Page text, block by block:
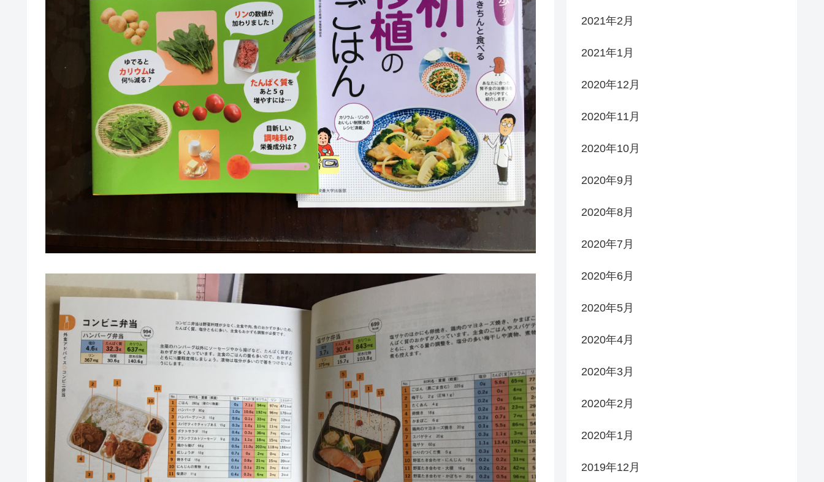
2021年2月
2021年1月
2020年12月
2020年11月
2020年10月
2020年9月
2020年8月
2020年7月
2020年6月
2020年5月
2020年4月
2020年3月
2020年2月
2020年1月
2019年12月